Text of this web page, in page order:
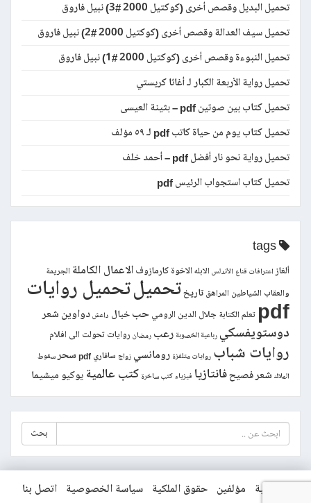
تحميل البديل وقصص أخرى (كوكتيل 2000 #3) نبيل فاروق
تحميل سيف العدالة وقصص أخرى (كوكتيل 2000 #2) نبيل فاروق
تحميل النبوءة وقصص أخرى (كوكتيل 2000 #1) نبيل فاروق
تحميل رواية الأربعة الكبار لـ أغاثا كريستي
تحميل كتاب بين صوتين pdf – بثينة العيسى
تحميل كتاب يوم من حياة كاتب pdf لـ ٥٩ مؤلف
تحميل رواية نحو نار أفضل pdf – أحمد خلف
تحميل كتاب استجواب الرئيس pdf
ألغاز اعترافات قناع الأندلس الابلهالاخوة كارمازوف الاعمال الكاملة الجريمة
والعقاب الشياطين المراهق تاريختحميلتحميل روايات
pdf تعلم الكتابة جلال الدين الرومي حب خيال داعش دواوين شعر
دوستويفسكي رباعية الخصوبة رعب رمضان روايات تحولت الى افلام
روايات شباب روايات متلفزة رومانسي زواج سافاري pdf سحر سقوط
الملاك شعر فصيحفانتازيا فيزياء كتب ساخرة كتب عالمية يوكيو ميشيما
بحث
الرئيسية مؤلفين حقوق الملكية سياسة الخصوصية اتصل بنا